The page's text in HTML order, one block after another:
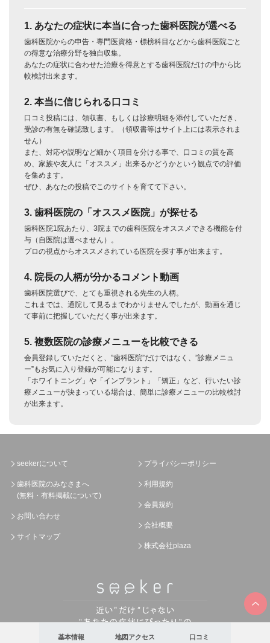
基本情報 地図アクセス 口コミ
1. あなたの症状に本当に合った歯科医院が選べる
歯科医院からの申告・専門医資格・標榜科目などから歯科医院ごと
の得意な治療分野を独自収集。
あなたの症状に合わせた治療を得意とする歯科医院だけの中から比
較検討出来ます。
2. 本当に信じられる口コミ
口コミ投稿には、領収書、もしくは診療明細を添付していただき、
受診の有無を確認致します。（領収書等はサイト上には表示されま
せん）
また、対応や説明など細かく項目を分ける事で、口コミの質を高
め、家族や友人に「オススメ」出来るかどうかという観点での評価
を集めます。
ぜひ、あなたの投稿でこのサイトを育てて下さい。
3. 歯科医院の「オススメ医院」が探せる
歯科医院1院あたり、3院までの歯科医院をオススメできる機能を付
与（自医院は選べません）。
プロの視点からオススメされている医院を探す事が出来ます。
4. 院長の人柄が分かるコメント動画
歯科医院選びで、とても重視される先生の人柄。
これまでは、通院して見るまでわかりませんでしたが、動画を通じ
て事前に把握していただく事が出来ます。
5. 複数医院の診療メニューを比較できる
会員登録していただくと、”歯科医院”だけではなく、”診療メニュ
ー”もお気に入り登録が可能になります。
「ホワイトニング」や「インプラント」「矯正」など、行いたい診
療メニューが決まっている場合は、簡単に診療メニューの比較検討
が出来ます。
seekerについて
歯科医院のみなさまへ
(無料・有料掲載について)
お問い合わせ
サイトマップ
プライバシーポリシー
利用規約
会員規約
会社概要
株式会社plaza